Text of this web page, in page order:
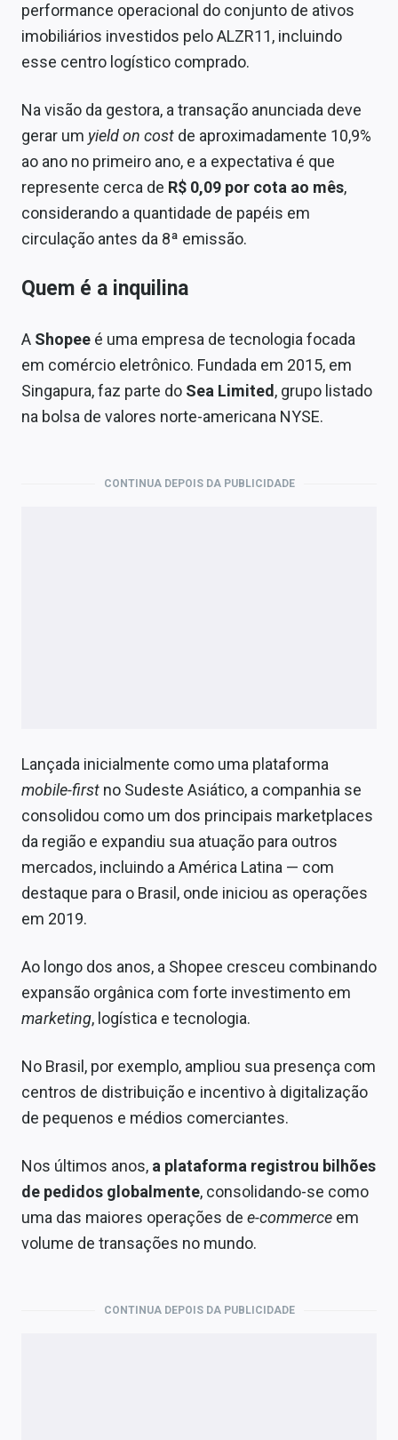
performance operacional do conjunto de ativos
imobiliários investidos pelo ALZR11, incluindo
esse centro logístico comprado.
Na visão da gestora, a transação anunciada deve
gerar um yield on cost de aproximadamente 10,9%
ao ano no primeiro ano, e a expectativa é que
represente cerca de R$ 0,09 por cota ao mês,
considerando a quantidade de papéis em
circulação antes da 8ª emissão.
Quem é a inquilina
A Shopee é uma empresa de tecnologia focada
em comércio eletrônico. Fundada em 2015, em
Singapura, faz parte do Sea Limited , grupo listado
na bolsa de valores norte-americana NYSE.
CONTINUA DEPOIS DA PUBLICIDADE
Lançada inicialmente como uma plataforma
mobile-first no Sudeste Asiático, a companhia se
consolidou como um dos principais marketplaces
da região e expandiu sua atuação para outros
mercados, incluindo a América Latina — com
destaque para o Brasil, onde iniciou as operações
em 2019.
Ao longo dos anos, a Shopee cresceu combinando
expansão orgânica com forte investimento em
marketing, logística e tecnologia.
No Brasil, por exemplo, ampliou sua presença com
centros de distribuição e incentivo à digitalização
de pequenos e médios comerciantes.
Nos últimos anos, a plataforma registrou bilhões
de pedidos globalmente, consolidando-se como
uma das maiores operações de e-commerce em
volume de transações no mundo.
CONTINUA DEPOIS DA PUBLICIDADE